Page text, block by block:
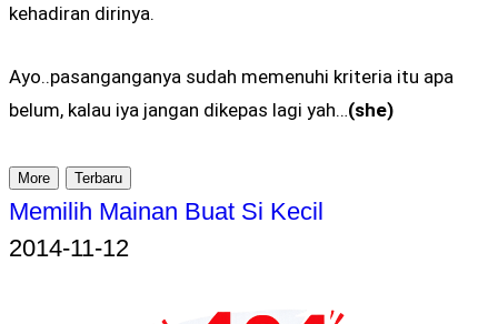
kehadiran dirinya.
Ayo..pasanganganya sudah memenuhi kriteria itu apa
belum, kalau iya jangan dikepas lagi yah…(she)
More Terbaru
Memilih Mainan Buat Si Kecil
2014-11-12